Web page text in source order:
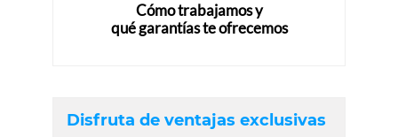
Cómo trabajamos y
qué garantías te ofrecemos
Disfruta de ventajas exclusivas